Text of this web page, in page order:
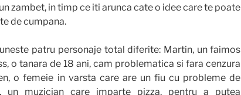
zambet, in timp ce iti arunca cate o idee care te poate
de cumpana.
patru personaje total diferite: Martin, un faimos
o tanara de 18 ani, cam problematica si fara cenzura
o femeie in varsta care are un fiu cu probleme de
un muzician care imparte pizza, pentru a putea